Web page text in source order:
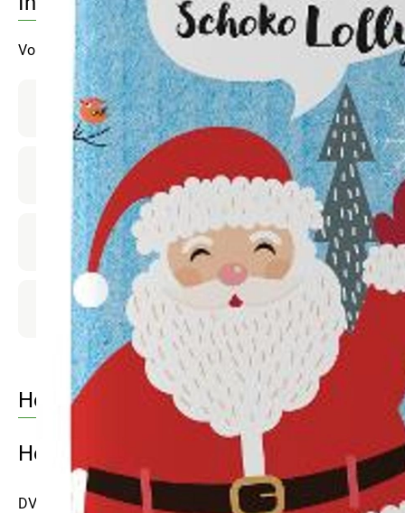
Vollmilch
Produktinformationen
Zutaten
Nährwert-Info
Produktdatenblatt
Herkunft
Hersteller: Rosengarten
DV